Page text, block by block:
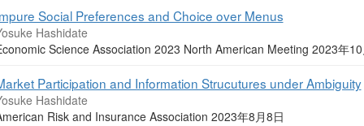
Social Preferences and Choice over Menus
Hashidate
Science Association 2023 North American Meeting 2023年
Participation and Information Strucutures under Ambiguity
Hashidate
Risk and Insurance Association 2023年8月8日